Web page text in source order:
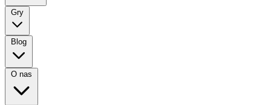
Gry
Blog
O nas